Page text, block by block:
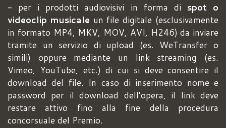
- per i prodotti audiovisivi in forma di spot o
videoclip musicale un file digitale (esclusivamente
in formato MP4, MKV, MOV, AVI, H246) da inviare
tramite un servizio di upload (es. WeTransfer o
simili) oppure mediante un link streaming (es.
Vimeo, YouTube, etc.) di cui si deve consentire il
download del file. In caso di inserimento nome e
password per il download dell’opera, il link deve
restare attivo fino alla fine della procedura
concorsuale del Premio.